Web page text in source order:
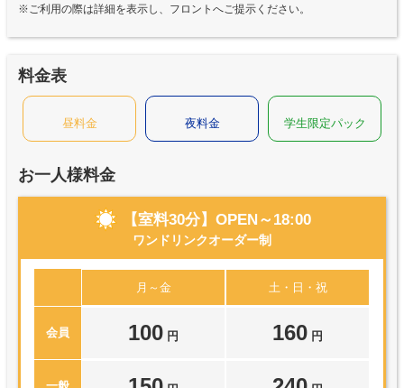
※ご利用の際は詳細を表示し、フロントへご提示ください。
料金表
昼料金 夜料金 学生限定パック
お一人様料金
【室料30分】OPEN～18:00
ワンドリンクオーダー制
月～金 土・日・祝
会員 100 円 160 円